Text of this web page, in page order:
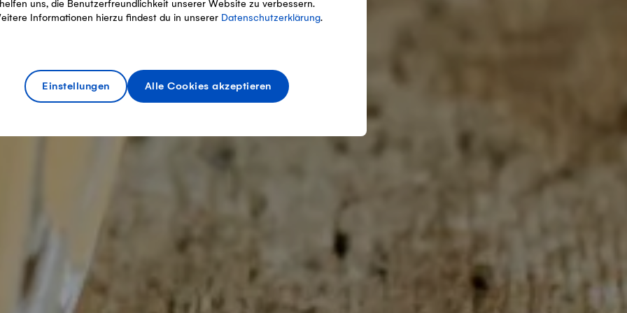
uns, die Benutzerfreundlichkeit unserer Website zu verbessern.
Informationen hierzu findest du in unserer Datenschutzerklärung.
Einstellungen Alle Cookies akzeptieren